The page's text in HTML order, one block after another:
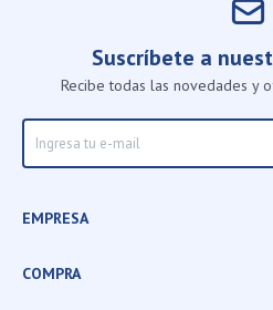
Suscríbete a
Recibe todas las novedades y
EMPRESA
COMPRA